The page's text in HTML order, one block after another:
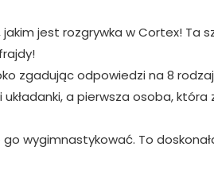
jest rozgrywka w Cortex! Ta
zgadując odpowiedzi na 8
a pierwsza osoba,
wygimnastykować. To